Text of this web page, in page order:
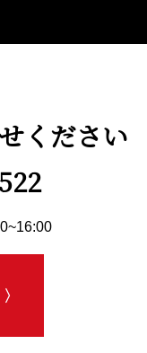
ください